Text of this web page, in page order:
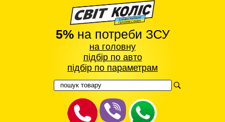
5%на потреби ЗСУ
на головну
підбір по авто
підбір по параметрам